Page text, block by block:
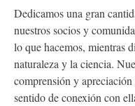
Dedicamos una gran
nuestros socios y
lo que hacemos, mientras
naturaleza y la ciencia.
comprensión y
sentido de conexión con